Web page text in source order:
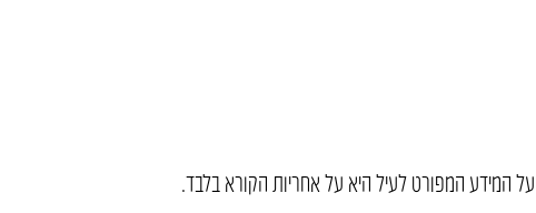
המידע המפורט לעיל היא על אחריות הקורא בלבד.